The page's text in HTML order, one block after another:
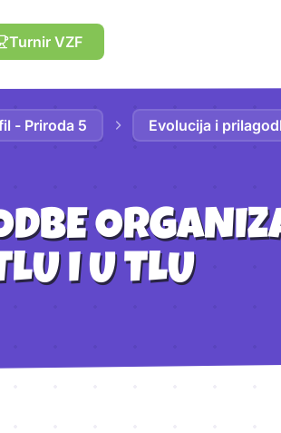
Turnir VZF
- Priroda 5 Evolucija i
I U TLU